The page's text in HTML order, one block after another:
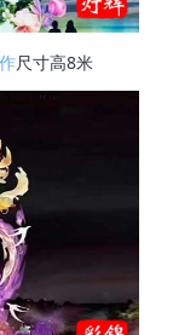
尺寸高8米